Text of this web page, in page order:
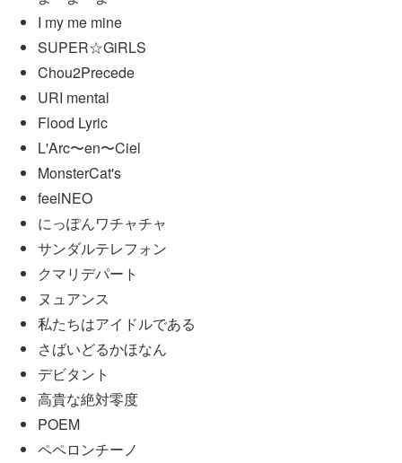
I my me mine
SUPER☆GiRLS
Chou2Precede
URI mental
Flood Lyric
L'Arc〜en〜Ciel
MonsterCat's
feelNEO
にっぽんワチャチャ
サンダルテレフォン
クマリデパート
ヌュアンス
私たちはアイドルである
さばいどるかほなん
デビタント
高貴な絶対零度
POEM
ペペロンチーノ